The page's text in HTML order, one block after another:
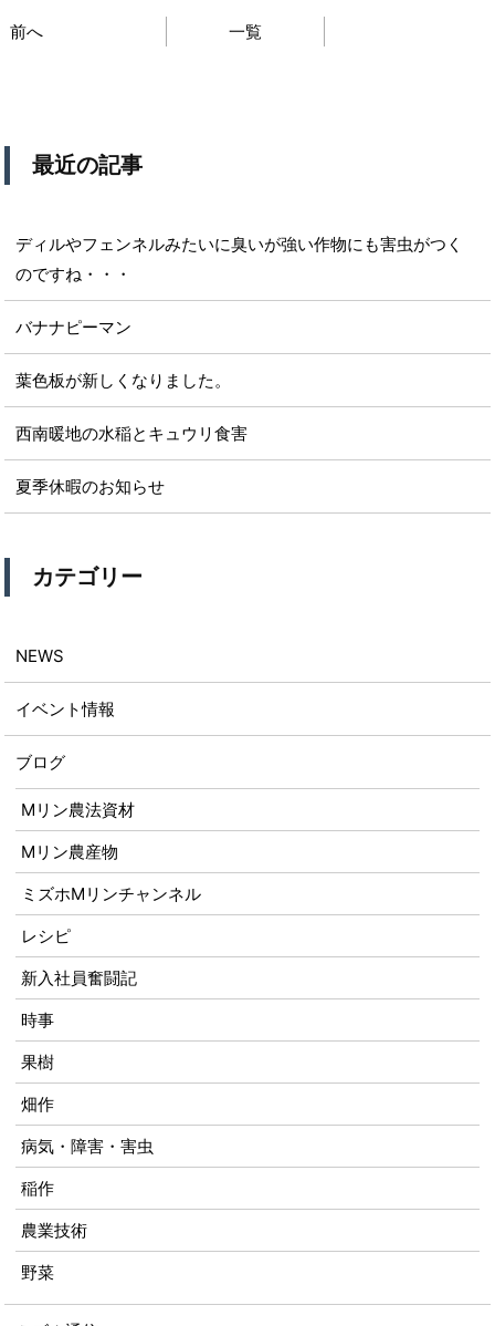
前へ 一覧
最近の記事
ディルやフェンネルみたいに臭いが強い作物にも害虫がつく
のですね・・・
バナナピーマン
葉色板が新しくなりました。
西南暖地の水稲とキュウリ食害
夏季休暇のお知らせ
カテゴリー
NEWS
イベント情報
ブログ
Mリン農法資材
Mリン農産物
ミズホMリンチャンネル
レシピ
新入社員奮闘記
時事
果樹
畑作
病気・障害・害虫
稲作
農業技術
野菜